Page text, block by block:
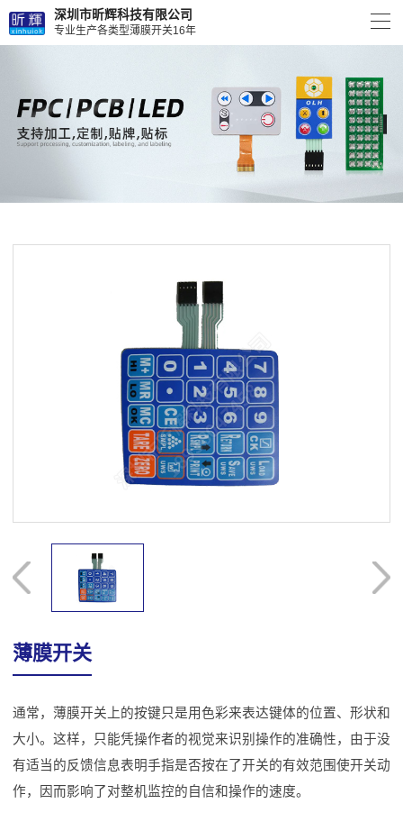
深圳市昕辉科技有限公司
专业生产各类型薄膜开关16年
薄膜开关
通常，薄膜开关上的按键只是用色彩来表达键体的位置、形状和
大小。这样，只能凭操作者的视觉来识别操作的准确性，由于没
有适当的反馈信息表明手指是否按在了开关的有效范围使开关动
作，因而影响了对整机监控的自信和操作的速度。